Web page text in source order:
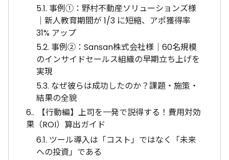
5.1. 事例①：野村不動産ソリューションズ様
｜新人教育期間が 1/3 に短縮、アポ獲得率
31% アップ
5.2. 事例②：Sansan株式会社様｜60名規模
のインサイドセールス組織の早期立ち上げを
実現
5.3. なぜ彼らは成功したのか？課題・施策・
結果の全貌
6.
【行動編】上司を一発で説得する！費用対効
果（ROI）算出ガイド
6.1. ツール導入は「コスト」ではなく「未来
への投資」である